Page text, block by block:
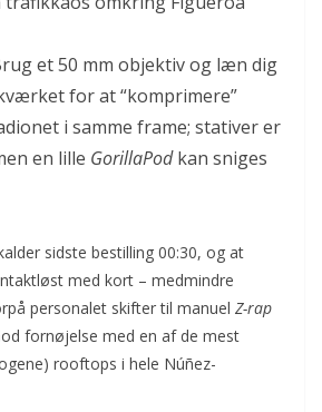
et 50 mm objektiv og læn dig
for at “komprimere”
i samme frame; stativer er
en lille GorillaPodkan sniges
sidste bestilling 00:30, og at
med kort – medmindre
personalet skifter til manuel Z-rap
fornøjelse med en af de mest
rooftops i hele Núñez-